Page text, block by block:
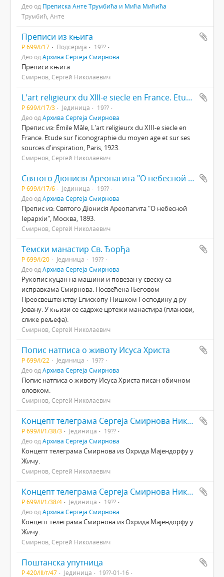
Део од Преписка Анте Трумбића и Мића Мићића
Трумбић, Анте
Преписи из књига
Р 699/I/17 Подсерија
19??
Део од Архива Сергеја Смирнова
Преписи књига
Смирнов, Сергей Николаевич
L'art religieurx du XIII-e siecle en France. Etude sur l'iconographie du moyen age et sur ses sources d'inspiration
Р 699/I/17/3 Јединица
19??
Део од Архива Сергеја Смирнова
Препис из: Émile Mâle, L'art religieurx du XIII-e siecle en
France. Etude sur l'iconographie du moyen age et sur ses
sources d'inspiration, Paris, 1923.
Смирнов, Сергей Николаевич
Святого Дiонисiя Ареопагита "О небесной Iерархiи"
Р 699/I/17/6 Јединица
19??
Део од Архива Сергеја Смирнова
Препис из: Святого Дiонисiя Ареопагита "О небесной
Iерархiи", Москва, 1893.
Смирнов, Сергей Николаевич
Темски манастир Св. Ђорђа
Р 699/I/20 Јединица
19??
Део од Архива Сергеја Смирнова
Рукопис куцан на машини и повезан у свеску са
исправкама Смирнова. Посвећена Његовом
Преосвештенству Епископу Нишком Господину д-ру
Јовану. У књизи се садрже цртежи манастира (планови,
слике рељефа).
Смирнов, Сергей Николаевич
Попис натписа о животу Исуса Христа
Р 699/I/22 Јединица
19??
Део од Архива Сергеја Смирнова
Попис натписа о животу Исуса Христа писан обичном
оловком.
Смирнов, Сергей Николаевич
Концепт телеграма Сергеја Смирнова Николају Теофиловичу (Богдановичу) Мајендорфу
Р 699/II/1/38/3 Јединица
19??
Део од Архива Сергеја Смирнова
Концепт телеграма Смирнова из Охрида Мајендорфу у
Жичу.
Смирнов, Сергей Николаевич
Концепт телеграма Сергеја Смирнова Николају Теофиловичу (Богдановичу) Мајендорфу
Р 699/II/1/38/4 Јединица
19??
Део од Архива Сергеја Смирнова
Концепт телеграма Смирнова из Охрида Мајендорфу у
Жичу.
Смирнов, Сергей Николаевич
Поштанска упутница
Р 420/III/г/47 Јединица
19??-01-16